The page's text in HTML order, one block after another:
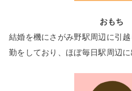
おもち
結婚を機にさがみ野駅周辺に引
勤をしており、ほぼ毎日駅周辺に